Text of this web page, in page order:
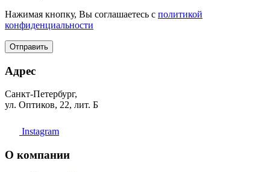
Нажимая кнопку, Вы соглашаетесь с политикой
конфиденциальности
Отправить
Адрес
Санкт-Петербург,
ул. Оптиков, 22, лит. Б
Instagram
О компании